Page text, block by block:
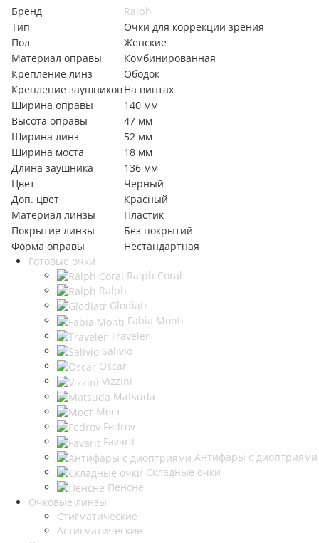
Бренд
Ralph
Тип
Очки для коррекции зрения
Пол
Женские
Материал оправы
Комбинированная
Крепление линз
Ободок
Крепление заушниковНа винтах
Ширина оправы
140 мм
Высота оправы
47 мм
Ширина линз
52 мм
Ширина моста
18 мм
Длина заушника
136 мм
Цвет
Черный
Доп. цвет
Красный
Материал линзы
Пластик
Покрытие линзы
Без покрытий
Форма оправы
Нестандартная
Готовые очки
Ralph Coral
Ralph
Glodiatr
Fabia Monti
Traveler
Salivio
Oscar
Vizzini
Matsuda
Мост
Fedrov
Favarit
Антифары с диоптриями
Складные очки
Пенсне
Очковые линзы
Стигматические
Астигматические